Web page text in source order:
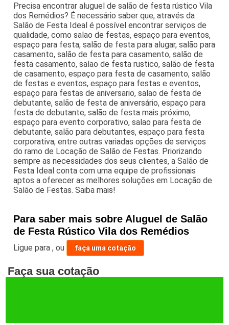
Precisa encontrar aluguel de salão de festa rústico Vila
dos Remédios? É necessário saber que, através da
Salão de Festa Ideal é possível encontrar serviços de
qualidade, como salao de festas, espaço para eventos,
espaço para festa, salão de festa para alugar, salão para
casamento, salão de festa para casamento, salão de
festa casamento, salao de festa rustico, salão de festa
de casamento, espaço para festa de casamento, salão
de festas e eventos, espaço para festas e eventos,
espaço para festas de aniversario, salao de festa de
debutante, salão de festa de aniversário, espaço para
festa de debutante, salão de festa mais próximo,
espaço para evento corporativo, salao para festa de
debutante, salão para debutantes, espaço para festa
corporativa, entre outras variadas opções de serviços
do ramo de Locação de Salão de Festas. Priorizando
sempre as necessidades dos seus clientes, a Salão de
Festa Ideal conta com uma equipe de profissionais
aptos a oferecer as melhores soluções em Locação de
Salão de Festas. Saiba mais!
Para saber mais sobre Aluguel de Salão
de Festa Rústico Vila dos Remédios
Ligue para,ou faça uma cotação
Faça sua cotação